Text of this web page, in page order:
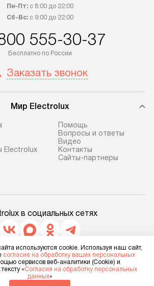
Пн-Пт:с 8:00 до 22:00
Сб-Вс:с 9:00 до 22:00
555-30-37
Бесплатно по России
Заказать звонок
Мир Electrolux
Electrolux
Помощь
Вопросы и ответы
Видео
Контакты
Сайты-партнеры
в социальных сетях
Для физических лиц
home.ru
Для юридических лиц
используются cookie. Используя наш сайт,
согласие на обработку ваших персональных
сервисов веб-аналитики (Cookie) и
«Согласия на обработку персональных
данных»